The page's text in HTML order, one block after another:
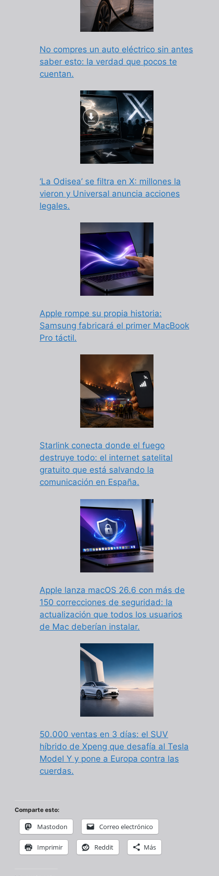
No compres un auto eléctrico sin antes
saber esto: la verdad que pocos te
cuentan.
‘La Odisea’ se filtra en X: millones la
vieron y Universal anuncia acciones
legales.
Apple rompe su propia historia:
Samsung fabricará el primer MacBook
Pro táctil.
Starlink conecta donde el fuego
destruye todo: el internet satelital
gratuito que está salvando la
comunicación en España.
Apple lanza macOS 26.6 con más de
150 correcciones de seguridad: la
actualización que todos los usuarios
de Mac deberían instalar.
50.000 ventas en 3 días: el SUV
híbrido de Xpeng que desafía al Tesla
Model Y y pone a Europa contra las
cuerdas.
Comparte esto:
Mastodon Correo electrónico
Imprimir Reddit Más